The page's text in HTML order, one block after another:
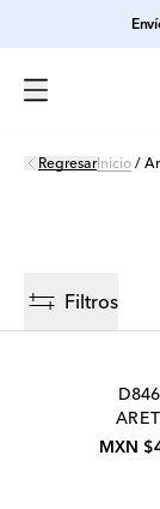
RegresarInicio /
Filtros
MXN